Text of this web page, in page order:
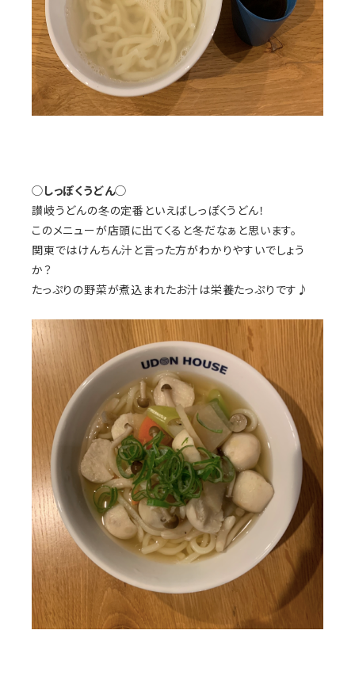
◯しっぽくうどん◯
讃岐うどんの冬の定番といえばしっぽくうどん！
このメニューが店頭に出てくると冬だなぁと思います。
関東ではけんちん汁と言った方がわかりやすいでしょう
か？
たっぷりの野菜が煮込まれたお汁は栄養たっぷりです♪